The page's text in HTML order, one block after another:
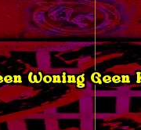
Woning